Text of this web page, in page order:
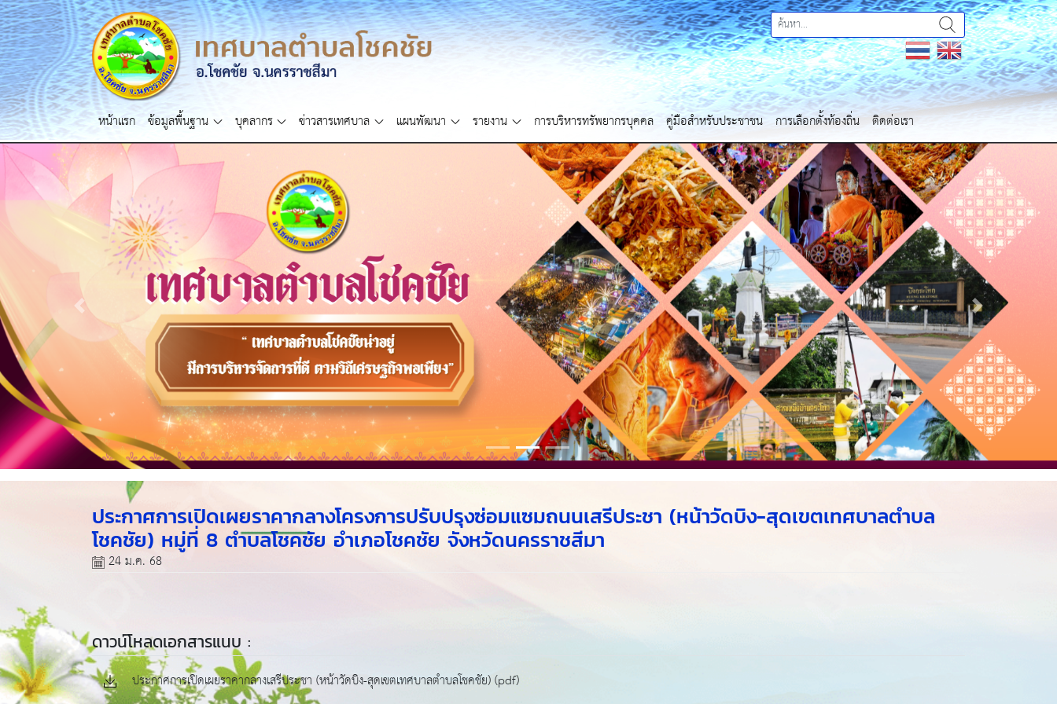
หน้าแรก ข้อมูลพื้นฐาน บุคลากร ข่าวสารเทศบาล แผนพัฒนา รายงาน การบริหารทรัพยากรบุคคล คู่มือสำหรับประชาชน การเลือกตั้งท้องถิ่น ติดต่อเรา
Previous Next
ประกาศการเปิดเผยราคากลางโครงการปรับปรุงซ่อมแซมถนนเสรีประชา (หน้าวัดบิง-สุดเขตเทศบาลตำบล
โชคชัย) หมู่ที่ 8 ตำบลโชคชัย อำเภอโชคชัย จังหวัดนครราชสีมา
24 ม.ค. 68
ดาวน์โหลดเอกสารแนบ :
ประกาศการเปิดเผยราคากลางเสรีประชา (หน้าวัดบิง-สุดเขตเทศบาลตำบลโชคชัย) (pdf)